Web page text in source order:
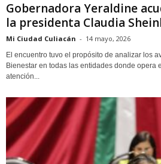
Gobernadora Yeraldine
la presidenta Claudia
Mi Ciudad Culiacán - 14 mayo, 2026
El encuentro tuvo el propósito de analizar los
Bienestar en todas las entidades donde opera
atención...